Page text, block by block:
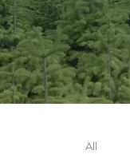
All